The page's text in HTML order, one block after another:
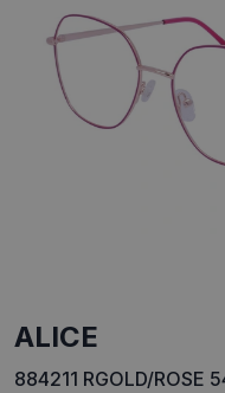
ALICE
884211 RGOLD/ROSE